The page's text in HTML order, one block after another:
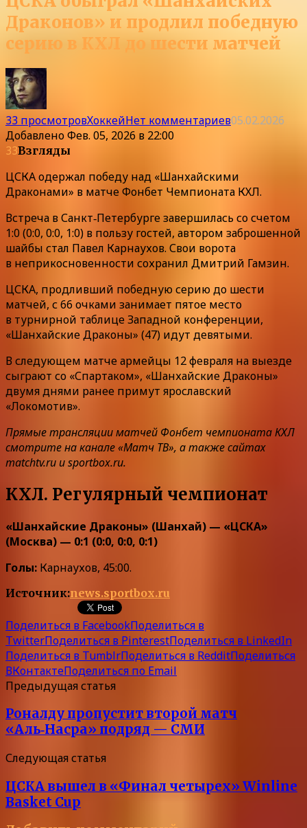
Драконов» и продлил победную
серию в КХЛ до шести матчей
33 просмотровХоккейНет комментариев05.02.2026
ДобавленоФев. 05, 2026 в 22:00
33Взгляды
ЦСКА одержал победу над «Шанхайскими
Драконами» в матче Фонбет Чемпионата КХЛ.
Встреча в Санкт‑Петербурге завершилась со счетом
1:0 (0:0, 0:0, 1:0) в пользу гостей, автором заброшенной
шайбы стал Павел Карнаухов. Свои ворота
в неприкосновенности сохранил Дмитрий Гамзин.
ЦСКА, продливший победную серию до шести
матчей, с 66 очками занимает пятое место
в турнирной таблице Западной конференции,
«Шанхайские Драконы» (47) идут девятыми.
В следующем матче армейцы 12 февраля на выезде
сыграют со «Спартаком», «Шанхайские Драконы»
двумя днями ранее примут ярославский
«Локомотив».
Прямые трансляции матчей Фонбет чемпионата КХЛ
смотрите на канале «Матч ТВ», а также сайтах
matchtv.ru и sportbox.ru.
КХЛ. Регулярный чемпионат
«Шанхайские Драконы» (Шанхай) — «ЦСКА»
(Москва) — 0:1 (0:0, 0:0, 0:1)
Голы: Карнаухов, 45:00.
Источник:news.sportbox.ru
Поделиться в FacebookПоделиться в
TwitterПоделиться в PinterestПоделиться в LinkedIn
Поделиться в TumblrПоделиться в RedditПоделиться
ВКонтактеПоделиться по Email
Предыдущая статья
Роналду пропустит второй матч
«Аль‑Насра» подряд — СМИ
Следующая статья
ЦСКА вышел в «Финал четырех» Winline
Basket Cup